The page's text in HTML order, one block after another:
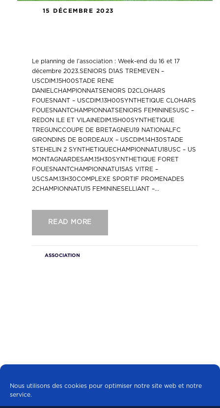
Nous utilisons des cookies pour optimiser notre site web et notre
service.
15 DÉCEMBRE 2023
Le planning de l’association : Week-end du 16 et 17
décembre 2023.SENIORS D1AS TREMEVEN –
USCDIM.15H00STADE RENE
DANIELCHAMPIONNATSENIORS D2CLOHARS
FOUESNANT – USCDIM.13H00SYNTHETIQUE CLOHARS
FOUESNANTCHAMPIONNATSENIORS FEMININESUSC –
REDON ILE ET VILAINEDIM.15H00SYNTHETIQUE
TREGUNCCOUPE DE BRETAGNEU19 NATIONALFC
GIRONDINS DE BORDEAUX – USCDIM.14H30STADE
STEHELIN 2 SYNTHETIQUECHAMPIONNATU18USC – US
MONTAGNARDESAM.15H30SYNTHETIQUE FORET
FOUESNANTCHAMPIONNATU15AS VITRE –
USCSAM.13H30COMPLEXE SPORTIF PROMENADES
2CHAMPIONNATU15 FEMININESELLIANT –...
READ MORE
ASSOCIATION